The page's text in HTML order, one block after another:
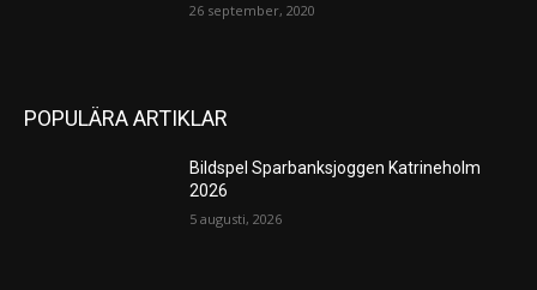
26 september, 2020
POPULÄRA ARTIKLAR
Bildspel Sparbanksjoggen Katrineholm
2026
5 augusti, 2026